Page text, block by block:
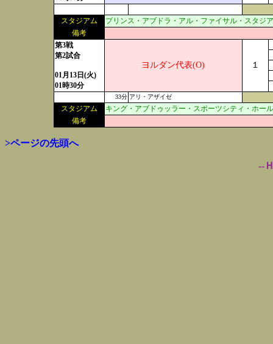
スタジアム
プリンス・アブドラ・アル・ファイサル・スタジ
備考
第3戦
第2試合
01月13日(火)
01時30分
ヨルダン代表(O) １
33分 アリ・アザイゼ
スタジアム
キング・アブドゥッラー・スポーツシティ・ホー
備考
>ページの先頭へ
--